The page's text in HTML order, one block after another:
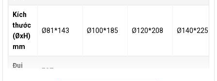
Kích
thước
(ØxH)
mm
Ø81*143 Ø100*185 Ø120*208 Ø140*225
Đui
E27